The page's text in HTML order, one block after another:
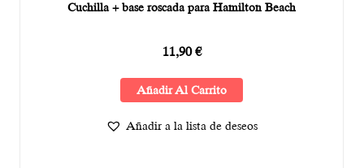
Cuchilla + base roscada para Hamilton Beach
11,90€
Añadir Al Carrito
Añadir a la lista de deseos